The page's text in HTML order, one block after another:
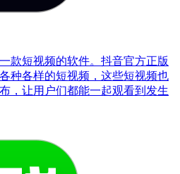
款短视频的软件。抖音官方正版
种各样的短视频，这些短视频也
，让用户们都能一起观看到发生